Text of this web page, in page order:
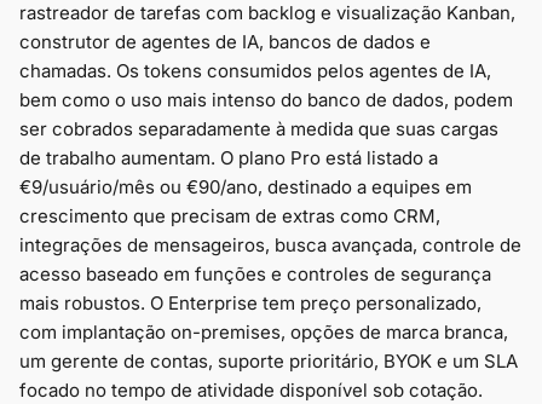
rastreador de tarefas com backlog e visualização Kanban,
construtor de agentes de IA, bancos de dados e
chamadas. Os tokens consumidos pelos agentes de IA,
bem como o uso mais intenso do banco de dados, podem
ser cobrados separadamente à medida que suas cargas
de trabalho aumentam. O plano Pro está listado a
€9/usuário/mês ou €90/ano, destinado a equipes em
crescimento que precisam de extras como CRM,
integrações de mensageiros, busca avançada, controle de
acesso baseado em funções e controles de segurança
mais robustos. O Enterprise tem preço personalizado,
com implantação on-premises, opções de marca branca,
um gerente de contas, suporte prioritário, BYOK e um SLA
focado no tempo de atividade disponível sob cotação.